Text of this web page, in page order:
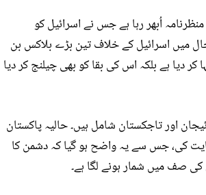
اُبھر رہا ہے جس نے اسرائیل کو
میں اسرائیل کے خلاف تین بڑے بلاکس بن
دیا ہے بلکہ اس کی بقا کو بھی چیلنج کر دیا
اور تاجکستان شامل ہیں۔ حالیہ پاکستان
کی، جس سے یہ واضح ہو گیا کہ دشمن کا
صف میں شمار ہونے لگا ہے۔